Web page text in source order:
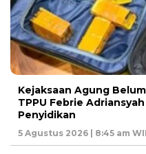
Kejaksaan Agung
TPPU Febrie
Penyidikan
5 Agustus 2026 | 8:45 am